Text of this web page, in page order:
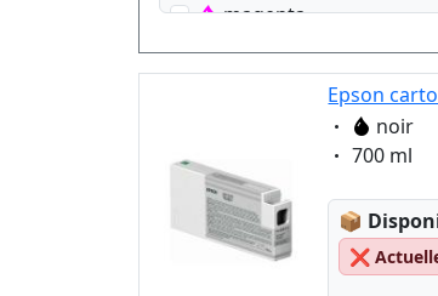
magenta
photo magenta
Orange
Epson
Eigenschaft:
noir
Eigenschaft:
700 ml
📦
❌